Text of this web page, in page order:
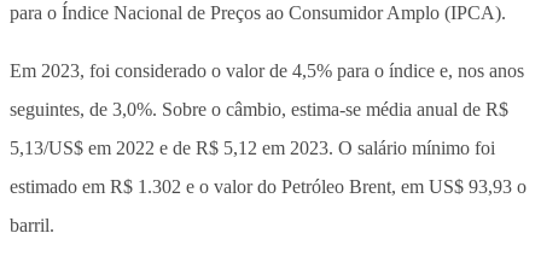
para o Índice Nacional de Preços ao Consumidor Amplo (IPCA).
Em 2023, foi considerado o valor de 4,5% para o índice e, nos anos
seguintes, de 3,0%. Sobre o câmbio, estima-se média anual de R$
5,13/US$ em 2022 e de R$ 5,12 em 2023. O salário mínimo foi
estimado em R$ 1.302 e o valor do Petróleo Brent, em US$ 93,93 o
barril.